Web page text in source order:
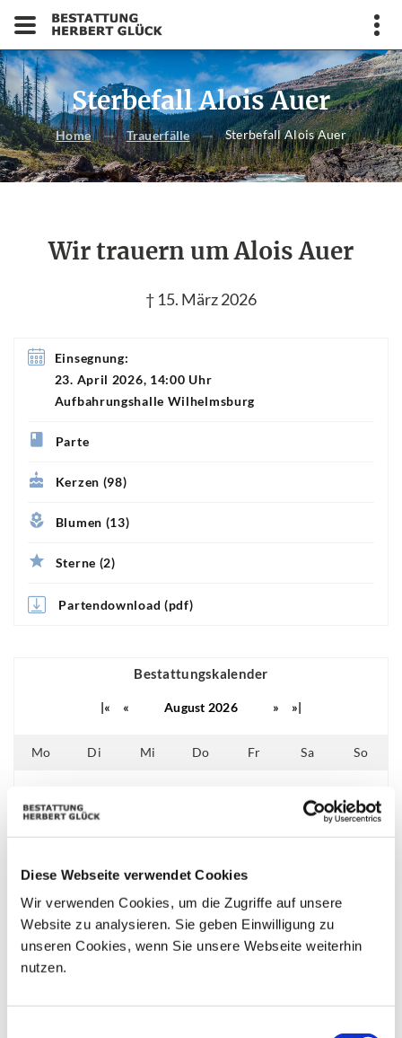
Diese Webseite verwendet Cookies
Wir verwenden Cookies, um die Zugriffe auf unsere
Website zu analysieren. Sie geben Einwilligung zu
unseren Cookies, wenn Sie unsere Webseite weiterhin
nutzen.
Sterbefall Alois Auer
Home Trauerfälle Sterbefall Alois Auer
Wir trauern um Alois Auer
† 15. März 2026
Einsegnung:
23. April 2026, 14:00 Uhr
Aufbahrungshalle Wilhelmsburg
Parte
Kerzen (98)
Blumen (13)
Sterne (2)
Partendownload (pdf)
Bestattungskalender
|« « August 2026 » »|
Mo Di Mi Do Fr Sa So
03 04 05 06 07 08 09
10 11 12 13 14
17 19 21
24 25 26 27 28 29 30